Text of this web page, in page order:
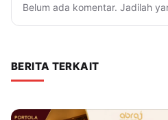
Belum ada komentar. Jadilah
BERITA TERKAIT